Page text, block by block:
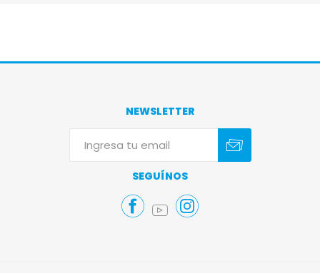
NEWSLETTER
SEGUÍNOS